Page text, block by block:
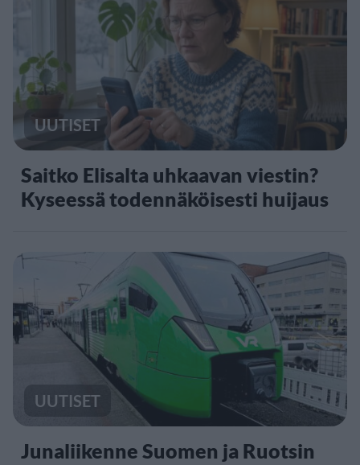
UUTISET
Saitko Elisalta uhkaavan viestin?
Kyseessä todennäköisesti huijaus
UUTISET
Junaliikenne Suomen ja Ruotsin